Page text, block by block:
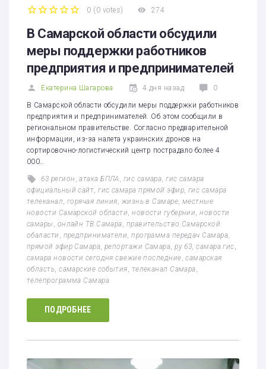
0 (0 votes) 274
В Самарской области обсудили
меры поддержки работников
предприятия и предпринимателей
Екатерина Шагарова 4 дня назад 0
В Самарской области обсудили меры поддержки работников
предприятия и предпринимателей. Об этом сообщили в
региональном правительстве. Согласно предварительной
информации, из-за налета украинских дронов на
сортировочно-логистический центр пострадало более 4
000…
63 регион ,атака БПЛА гис самара ,гис самара
официальный сайт ,гис самара прямой эфир гис самара
телеканал горячая линия жизнь в Самаре местные
новости Самарской области ,новости губернии ,новости
самары
онлайн ТВ Самара правительство Самарской
обаласти
предприниматели ,программа передач Самара,
прямой эфир Самара ,репортажи Самара ,ру 63 ,самара гис
самара новости сегодня свежие последние ,самарская
область ,самарские события телеканал Самара
телепрограмма Самара
ПОДРОБНЕЕ